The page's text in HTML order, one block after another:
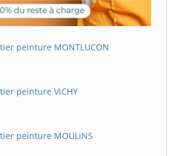
peinture MONTLUCON
peinture ViCHY
peinture MOULiNS